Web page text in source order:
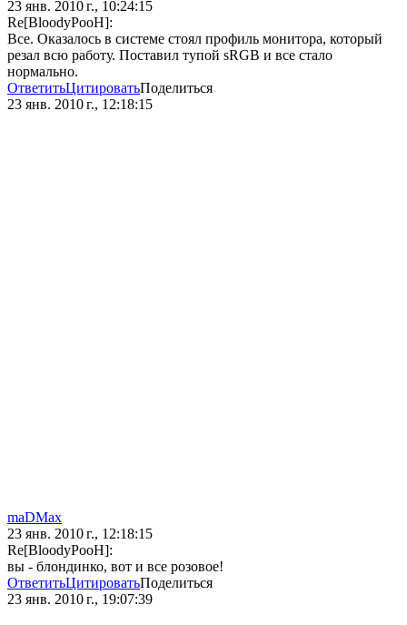
23 янв. 2010 г., 10:24:15
Re[BloodyPooH]:
Все. Оказалось в системе стоял профиль монитора, который
резал всю работу. Поставил тупой sRGB и все стало
нормально.
ОтветитьЦитироватьПоделиться
23 янв. 2010 г., 12:18:15
maDMax
23 янв. 2010 г., 12:18:15
Re[BloodyPooH]:
вы - блондинко, вот и все розовое!
ОтветитьЦитироватьПоделиться
23 янв. 2010 г., 19:07:39